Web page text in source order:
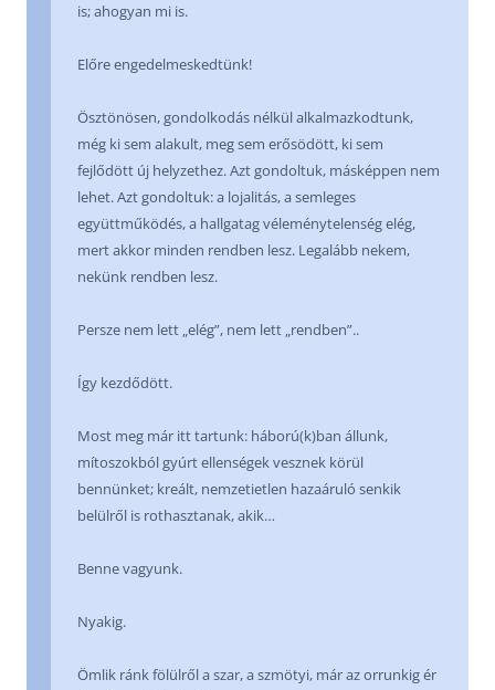
is; ahogyan mi is.
Előre engedelmeskedtünk!
Ösztönösen, gondolkodás nélkül alkalmazkodtunk,
még ki sem alakult, meg sem erősödött, ki sem
fejlődött új helyzethez. Azt gondoltuk, másképpen nem
lehet. Azt gondoltuk: a lojalitás, a semleges
együttműködés, a hallgatag véleménytelenség elég,
mert akkor minden rendben lesz. Legalább nekem,
nekünk rendben lesz.
Persze nem lett „elég”, nem lett „rendben”..
Így kezdődött.
Most meg már itt tartunk: háború(k)ban állunk,
mítoszokból gyúrt ellenségek vesznek körül
bennünket; kreált, nemzetietlen hazaáruló senkik
belülről is rothasztanak, akik…
Benne vagyunk.
Nyakig.
Ömlik ránk fölülről a szar, a szmötyi, már az orrunkig ér